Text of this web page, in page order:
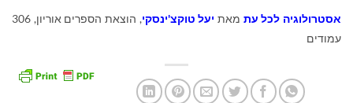
אסטרולוגיה לכל עת מאת יעל טוקצ'ינסקי
, הוצאת הספרים אוריון, 306
עמודים